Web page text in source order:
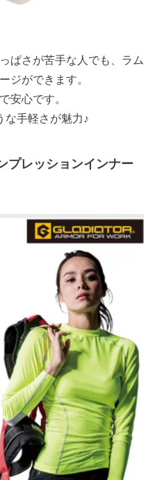
ぱさが苦手な人でも、ラム
ジができます。
安心です。
な手軽さが魅力♪
プレッションインナー